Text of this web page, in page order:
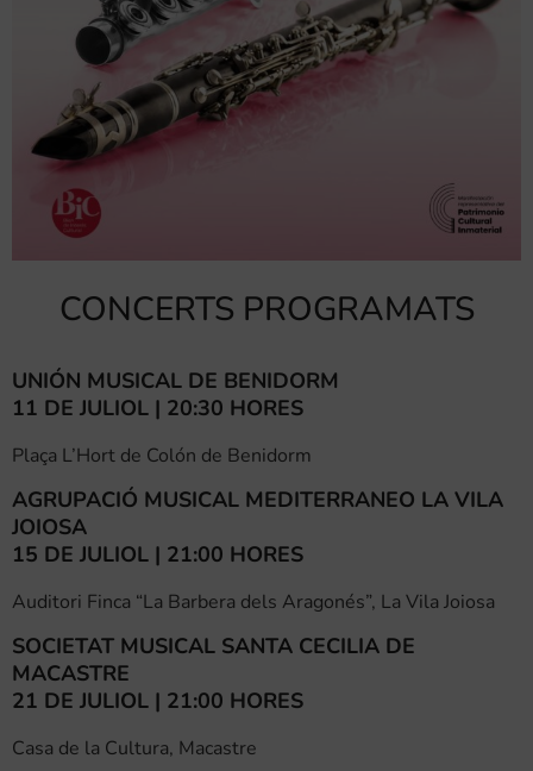
CONCERTS PROGRAMATS
UNIÓN MUSICAL DE BENIDORM
11 DE JULIOL | 20:30 HORES
Plaça L’Hort de Colón de Benidorm
AGRUPACIÓ MUSICAL MEDITERRANEO LA VILA
JOIOSA
15 DE JULIOL | 21:00 HORES
Auditori Finca “La Barbera dels Aragonés”, La Vila Joiosa
SOCIETAT MUSICAL SANTA CECILIA DE
MACASTRE
21 DE JULIOL | 21:00 HORES
Casa de la Cultura, Macastre